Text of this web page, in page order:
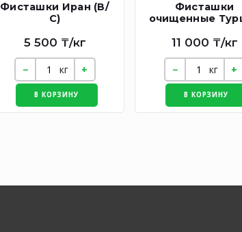
Фисташки Иран (В/
С)
5 500 ₸/кг
кг
В КОРЗИНУ
Фисташки
очищенные
11 000 ₸/кг
кг
В КОРЗИНУ